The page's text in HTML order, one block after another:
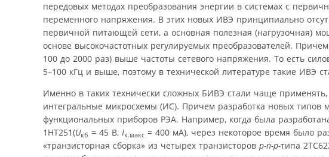
передовых методах преобразования энергии в системах с
переменного напряжения. В этих новых ИВЭ принципиально
первичной питающей сети, а основная полезная (нагрузочная)
основе высокочастотных регулируемых преобразователей.
100 до 2000 раз) выше частоты сетевого напряжения. То есть
5–100 кГц и выше, поэтому в технической литературе такие ИВЭ
Именно в таких технически сложных БИВЭ стали чаще
интегральные микросхемы (ИС). Причем разработка новых типов
функциональных приборов РЭА. Например, когда была
1НТ251(Uкб = 45 В, Iк.макс = 400 мА), через некоторое время было
«транзисторная сборка» из четырех транзисторов p-n-p-типа